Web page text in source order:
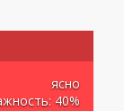
ясно
40%